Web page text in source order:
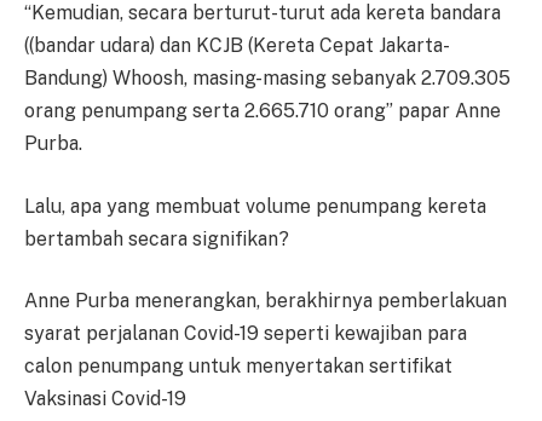
“Kemudian, secara berturut-turut ada kereta bandara
((bandar udara) dan KCJB (Kereta Cepat Jakarta-
Bandung) Whoosh, masing-masing sebanyak 2.709.305
orang penumpang serta 2.665.710 orang” papar Anne
Purba.
Lalu, apa yang membuat volume penumpang kereta
bertambah secara signifikan?
Anne Purba menerangkan, berakhirnya pemberlakuan
syarat perjalanan Covid-19 seperti kewajiban para
calon penumpang untuk menyertakan sertifikat
Vaksinasi Covid-19